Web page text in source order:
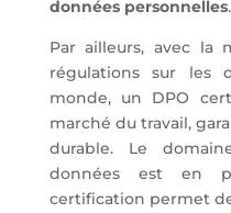
données personnelles.
Par ailleurs, avec la
régulations sur les
monde, un DPO
marché du travail,
durable. Le
données est en
certification permet